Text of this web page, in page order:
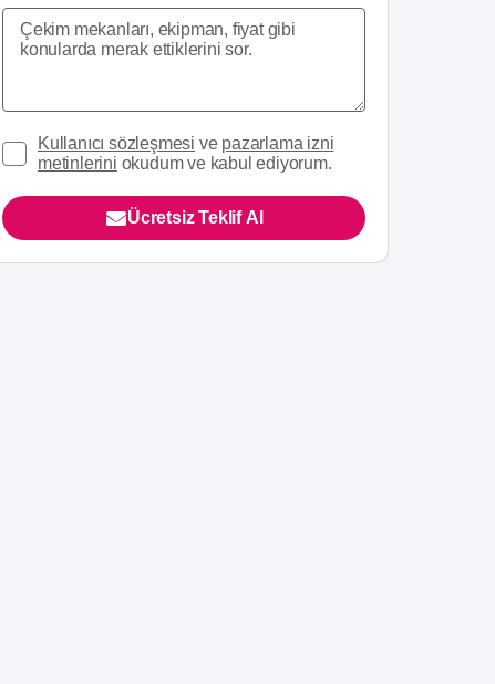
Kullanıcı sözleşmesi ve pazarlama izni
metinlerini okudum ve kabul ediyorum.
Ücretsiz Teklif Al